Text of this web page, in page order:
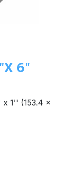
6"
x 1'' (153.4 x